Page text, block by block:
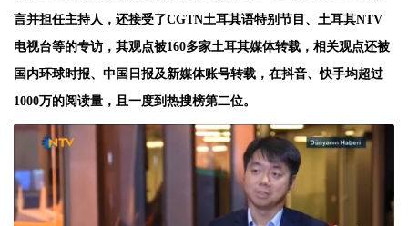
言并担任主持人，还接受了CGTN土耳其语特别节目、土耳其NTV
电视台等的专访，其观点被160多家土耳其媒体转载，相关观点还被
国内环球时报、中国日报及新媒体账号转载，在抖音、快手均超过
1000万的阅读量，且一度到热搜榜第二位。